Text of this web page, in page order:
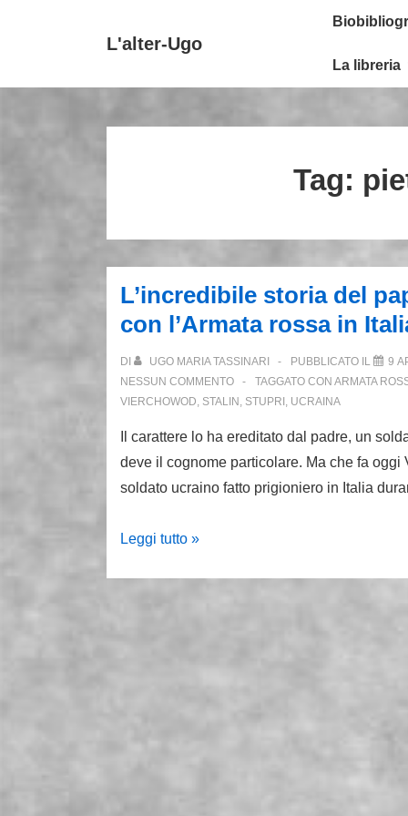
contenuto
L'alter-Ugo
Menu
La libreria
Tag:
L’incredibile storia del
con l’Armata rossa in
DI UGO MARIA TASSINARI PUBBLICATO IL 9
NESSUN COMMENTO
TAGGATO CON ARMATA
VIERCHOWOD, STALIN , STUPRI , UCRAINA
Il carattere lo ha ereditato dal padre, un
deve il cognome particolare. Ma che fa
soldato ucraino fatto prigioniero in Italia
L’incredibile
Leggi tutto »